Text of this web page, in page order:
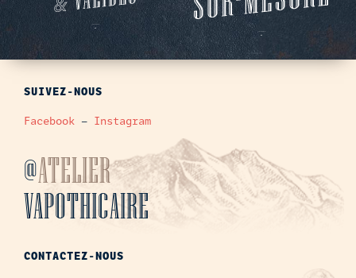
SUIVEZ-NOUS
Facebook – Instagram
@ATELIER
VAPOTHICAIRE
CONTACTEZ-NOUS